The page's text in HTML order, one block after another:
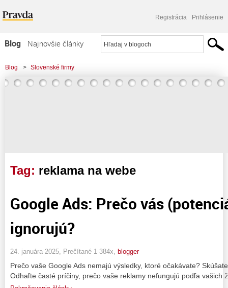
Registrácia Prihlásenie
Blog
Najnovšie články
Najčítanejšie články
Najkomentovanejšie články
Blog > Slovenské firmy
Tag: reklama na webe
Google Ads: Prečo vás
ignorujú?
24. januára 2025, Prečítané 1 384x, blogger
Prečo vaše Google Ads nemajú výsledky, ktoré očakávate?
Odhaľte časté príčiny, prečo vaše reklamy nefungujú podľa vašich